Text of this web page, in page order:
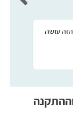
עושה